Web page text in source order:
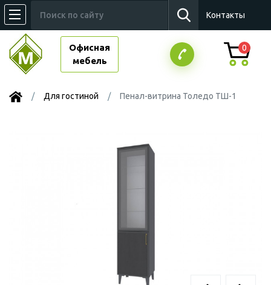
Контакты
Офисная
мебель
0
Для гостиной Пенал-витрина Толедо ТШ-1